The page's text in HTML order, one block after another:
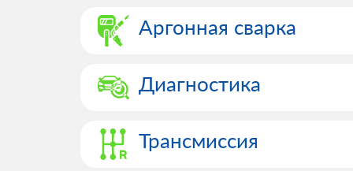
Аргонная сварка
Диагностика
Трансмиссия